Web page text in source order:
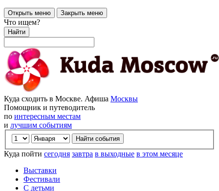
Открыть меню Закрыть меню
Что ищем?
Найти
Куда сходить в Москве. Афиша Москвы
Помощник и путеводитель
по интересным местам
и лучшим событиям
Куда пойти сегодня завтра в выходные в этом месяце
Выставки
Фестивали
С детьми